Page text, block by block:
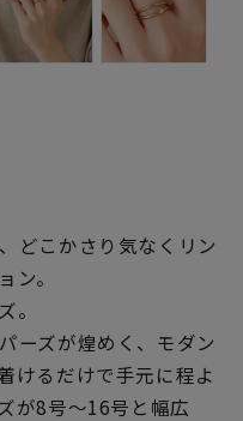
どこかさり気なくリン
ン。
。
ーズが煌めく、モダン
けるだけで手元に程よ
が8号〜16号と幅広